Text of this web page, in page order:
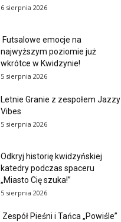
6 sierpnia 2026
Futsalowe emocje na
najwyższym poziomie już
wkrótce w Kwidzynie!
5 sierpnia 2026
Letnie Granie z zespołem Jazzy
Vibes
5 sierpnia 2026
Odkryj historię kwidzyńskiej
katedry podczas spaceru
„Miasto Cię szuka!”
5 sierpnia 2026
Zespół Pieśni i Tańca „Powiśle”